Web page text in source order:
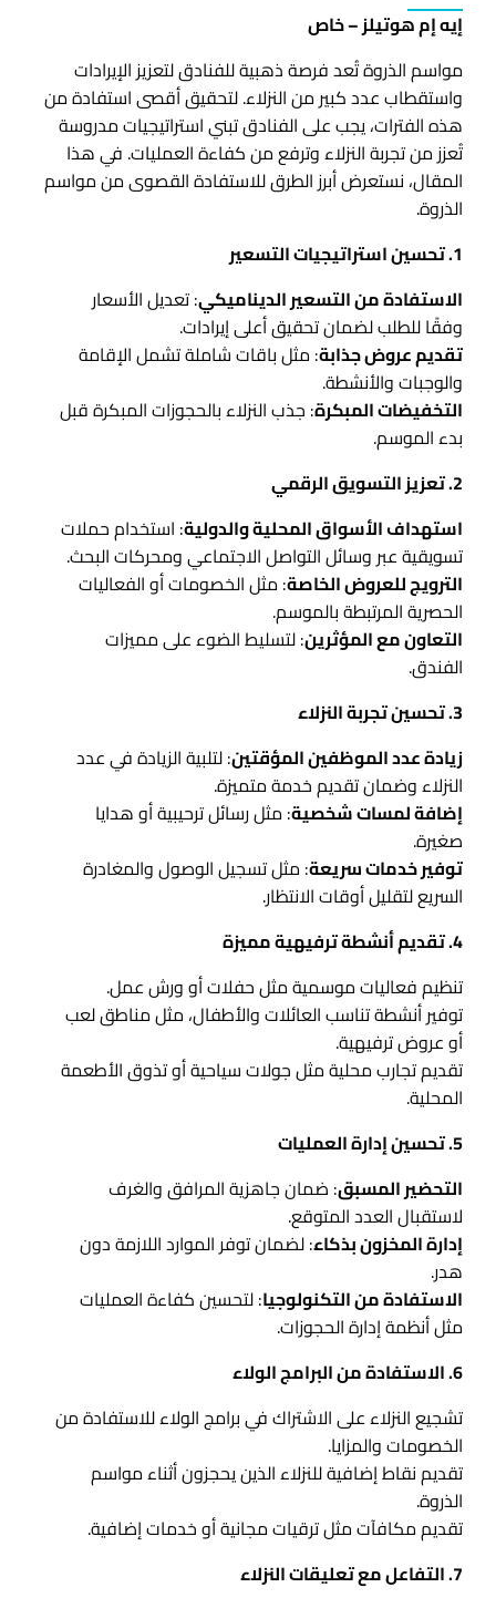
إيه إم هوتيلز – خاص
مواسم الذروة تُعد فرصة ذهبية للفنادق لتعزيز الإيرادات
واستقطاب عدد كبير من النزلاء. لتحقيق أقصى استفادة من
هذه الفترات، يجب على الفنادق تبني استراتيجيات مدروسة
تُعزز من تجربة النزلاء وترفع من كفاءة العمليات. في هذا
المقال، نستعرض أبرز الطرق للاستفادة القصوى من مواسم
الذروة.
1. تحسين استراتيجيات التسعير
الاستفادة من التسعير الديناميكي: تعديل الأسعار
وفقًا للطلب لضمان تحقيق أعلى إيرادات.
تقديم عروض جذابة: مثل باقات شاملة تشمل الإقامة
والوجبات والأنشطة.
التخفيضات المبكرة: جذب النزلاء بالحجوزات المبكرة قبل
بدء الموسم.
2. تعزيز التسويق الرقمي
استهداف الأسواق المحلية والدولية: استخدام حملات
تسويقية عبر وسائل التواصل الاجتماعي ومحركات البحث.
الترويج للعروض الخاصة: مثل الخصومات أو الفعاليات
الحصرية المرتبطة بالموسم.
التعاون مع المؤثرين: لتسليط الضوء على مميزات
الفندق.
3. تحسين تجربة النزلاء
زيادة عدد الموظفين المؤقتين: لتلبية الزيادة في عدد
النزلاء وضمان تقديم خدمة متميزة.
إضافة لمسات شخصية: مثل رسائل ترحيبية أو هدايا
صغيرة.
توفير خدمات سريعة: مثل تسجيل الوصول والمغادرة
السريع لتقليل أوقات الانتظار.
4. تقديم أنشطة ترفيهية مميزة
تنظيم فعاليات موسمية مثل حفلات أو ورش عمل.
توفير أنشطة تناسب العائلات والأطفال، مثل مناطق لعب
أو عروض ترفيهية.
تقديم تجارب محلية مثل جولات سياحية أو تذوق الأطعمة
المحلية.
5. تحسين إدارة العمليات
التحضير المسبق: ضمان جاهزية المرافق والغرف
لاستقبال العدد المتوقع.
إدارة المخزون بذكاء: لضمان توفر الموارد اللازمة دون
هدر.
الاستفادة من التكنولوجيا: لتحسين كفاءة العمليات
مثل أنظمة إدارة الحجوزات.
6. الاستفادة من البرامج الولاء
تشجيع النزلاء على الاشتراك في برامج الولاء للاستفادة من
الخصومات والمزايا.
تقديم نقاط إضافية للنزلاء الذين يحجزون أثناء مواسم
الذروة.
تقديم مكافآت مثل ترقيات مجانية أو خدمات إضافية.
7. التفاعل مع تعليقات النزلاء